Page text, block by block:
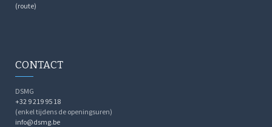
(route)
CONTACT
DSMG
+32 9 219 95 18
(enkel tijdens de openingsuren)
info@dsmg.be